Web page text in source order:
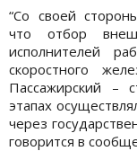
“Со своей
что отбор
исполнителей
скоростного
Пассажирский –
этапах
через
говорится в